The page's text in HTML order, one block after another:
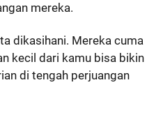
mereka.
dikasihani. Mereka cuma
kecil dari kamu bisa bikin
di tengah perjuangan